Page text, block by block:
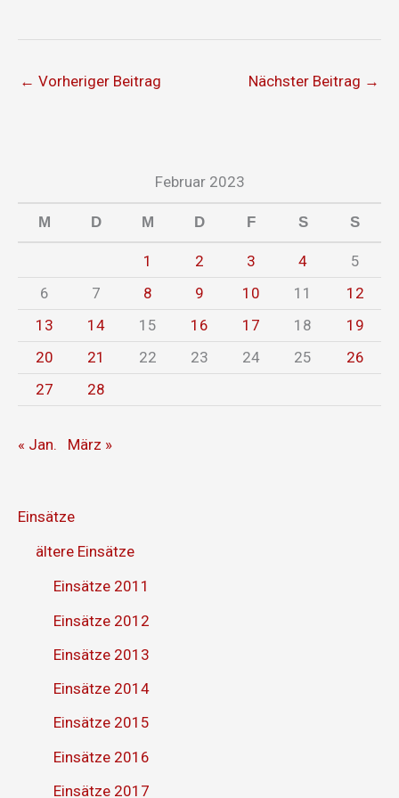
← Vorheriger Beitrag Nächster Beitrag →
Februar 2023
M D M D F S S
1 2 3 4
5
6
7 8 9 10 11
12
13
14 15 16 17 18
19
20
21 22 23 24 25
26
27
28
« Jan. März »
Einsätze
ältere Einsätze
Einsätze 2011
Einsätze 2012
Einsätze 2013
Einsätze 2014
Einsätze 2015
Einsätze 2016
Einsätze 2017